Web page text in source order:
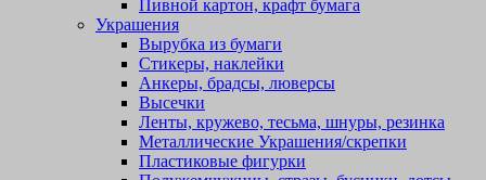
Пивной картон, крафт бумага
Украшения
Вырубка из бумаги
Стикеры, наклейки
Анкеры, брадсы, люверсы
Высечки
Ленты, кружево, тесьма, шнуры, резинка
Металлические Украшения/скрепки
Пластиковые фигурки